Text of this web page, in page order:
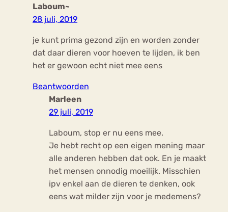
Laboum~
28 juli, 2019
je kunt prima gezond zijn en worden zonder
dat daar dieren voor hoeven te lijden, ik ben
het er gewoon echt niet mee eens
Beantwoorden
Marleen
29 juli, 2019
Laboum, stop er nu eens mee.
Je hebt recht op een eigen mening maar
alle anderen hebben dat ook. En je maakt
het mensen onnodig moeilijk. Misschien
ipv enkel aan de dieren te denken, ook
eens wat milder zijn voor je medemens?